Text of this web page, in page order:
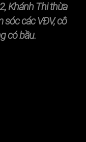
Khánh Thi thừa
sóc các VĐV, cô
có bầu.